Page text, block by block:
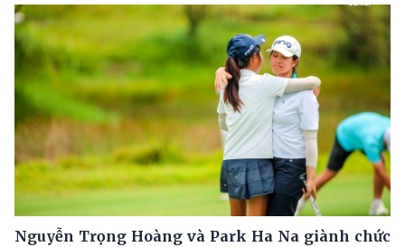
Nguyễn Trọng Hoàng và Park Ha Na giành chức